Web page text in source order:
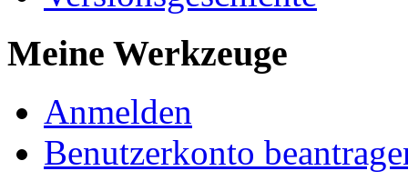
Meine Werkzeuge
Anmelden
Benutzerkonto